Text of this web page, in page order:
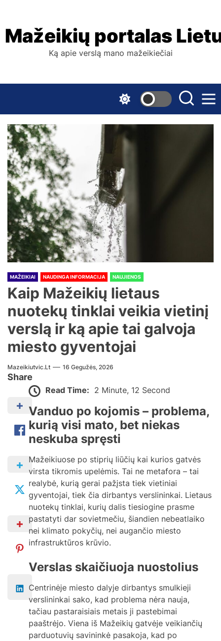
the
content
Mažeikių portalas
Ką apie verslą mano mažeikiečiai
MAŽEIKIAI NAUDINGA INFORMACIJA NAUJIENOS
Kaip Mažeikių lietaus
nuotekų tinklai veikia vietinį
verslą ir ką apie tai galvoja
miesto gyventojai
Mazeikiutvic.lt 16 Gegužės, 2026
Share
Read Time: 2 Minute, 12 Second
Vanduo po kojomis – problema,
kurią visi mato, bet niekas
neskuba spręsti
Mažeikiuose po stiprių liūčių kai kurios gatvės
virsta tikromis upelėmis. Tai ne metafora – tai
realybė, kurią gerai pažįsta tiek vietiniai
gyventojai, tiek čia dirbantys verslininkai. Lietaus
nuotekų tinklai, kurių dalis tiesiogine prasme
pastatyti dar sovietmečiu, šiandien nebeatlaiko
nei klimato pokyčių, nei augančio miesto
infrastruktūros krūvio.
Verslas skaičiuoja nuostolius
Centrinėje miesto dalyje dirbantys smulkieji
verslininkai sako, kad problema nėra nauja,
tačiau pastaraisiais metais ji pastebimai
paaštrėjo. Viena iš Mažeikių gatvėje veikiančių
parduotuvių savininkė pasakoja, kad po